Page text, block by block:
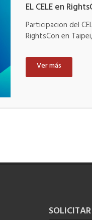
EL CELE en
Participacion del
RightsCon en
Ver más